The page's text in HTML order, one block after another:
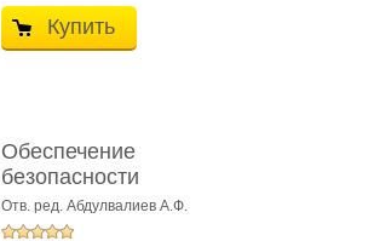
Купить
Обеспечение
безопасности
функционирования уг
...
Отв. ред. Абдулвалиев А.Ф.